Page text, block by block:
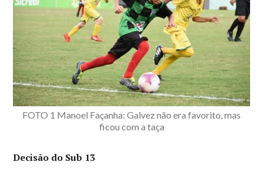
FOTO 1 Manoel Façanha: Galvez não era favorito, mas
ficou com a taça
Decisão do Sub 13